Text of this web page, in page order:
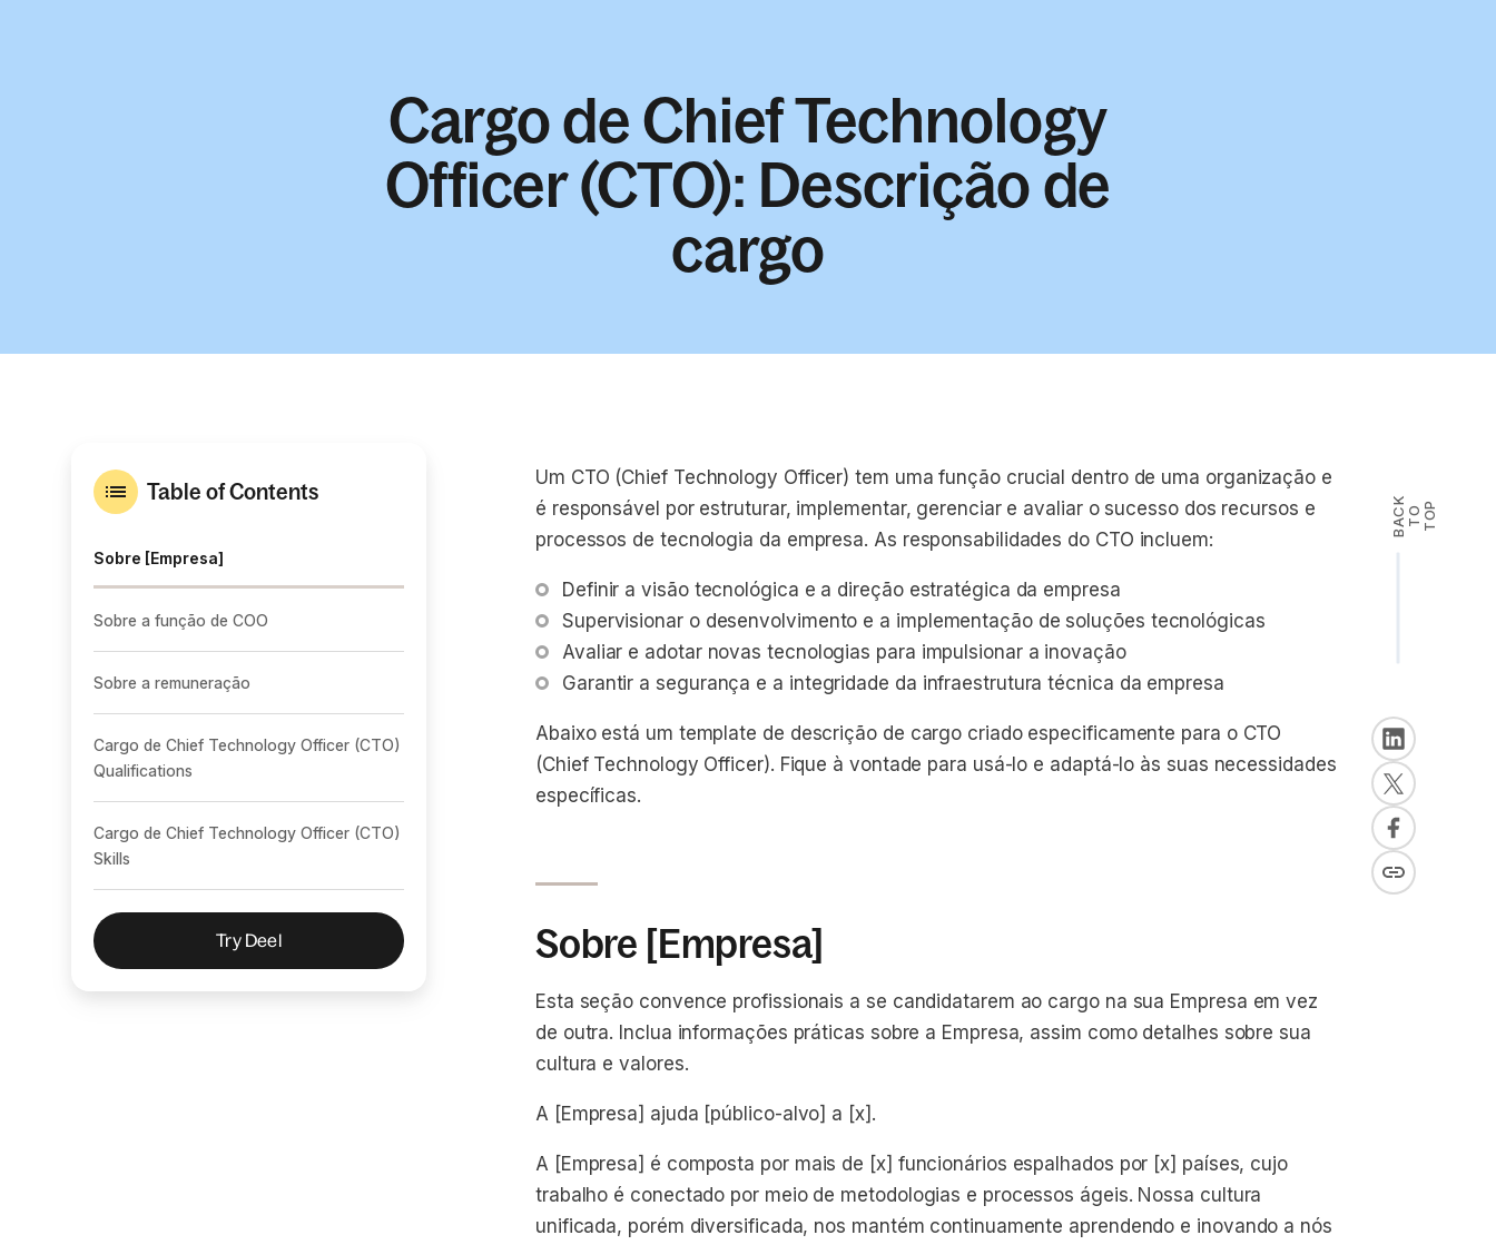
Cargo de Chief Technology
Officer (CTO): Descrição de
cargo
Table of Contents
Sobre [Empresa]
Sobre a função de COO
Sobre a remuneração
Cargo de Chief Technology Officer (CTO)
Qualifications
Cargo de Chief Technology Officer (CTO)
Skills
Try Deel
Um CTO (Chief Technology Officer) tem uma função crucial dentro de uma organização e
é responsável por estruturar, implementar, gerenciar e avaliar o sucesso dos recursos e
processos de tecnologia da empresa. As responsabilidades do CTO incluem:
Definir a visão tecnológica e a direção estratégica da empresa
Supervisionar o desenvolvimento e a implementação de soluções tecnológicas
Avaliar e adotar novas tecnologias para impulsionar a inovação
Garantir a segurança e a integridade da infraestrutura técnica da empresa
Abaixo está um template de descrição de cargo criado especificamente para o CTO
(Chief Technology Officer). Fique à vontade para usá-lo e adaptá-lo às suas necessidades
específicas.
Sobre [Empresa]
Esta seção convence profissionais a se candidatarem ao cargo na sua Empresa em vez
de outra. Inclua informações práticas sobre a Empresa, assim como detalhes sobre sua
cultura e valores.
A [Empresa] ajuda [público-alvo] a [x].
A [Empresa] é composta por mais de [x] funcionários espalhados por [x] países, cujo
trabalho é conectado por meio de metodologias e processos ágeis. Nossa cultura
unificada, porém diversificada, nos mantém continuamente aprendendo e inovando a nós
B
A C
K
T O
T
O P